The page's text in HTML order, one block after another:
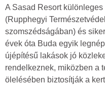
A Sasad Resort
(Rupphegyi
szomszédságában) és
évek óta Buda egyik
újépítésű lakások jó
rendelkeznek, miközben a
ölelésében biztosítják a